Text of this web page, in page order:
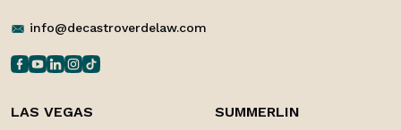
info@decastroverdelaw.com
LAS VEGAS SUMMERLIN